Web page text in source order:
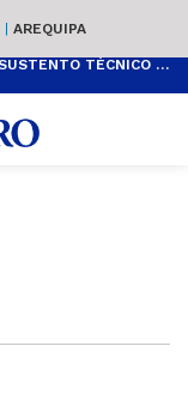
| AREQUIPA
AUMENTO DEL SUELDO MÍNIMO CARECE DE SUSTENTO TÉCNICO Y ES POPULISTA